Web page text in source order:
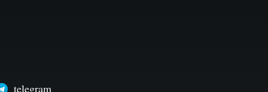
telegram